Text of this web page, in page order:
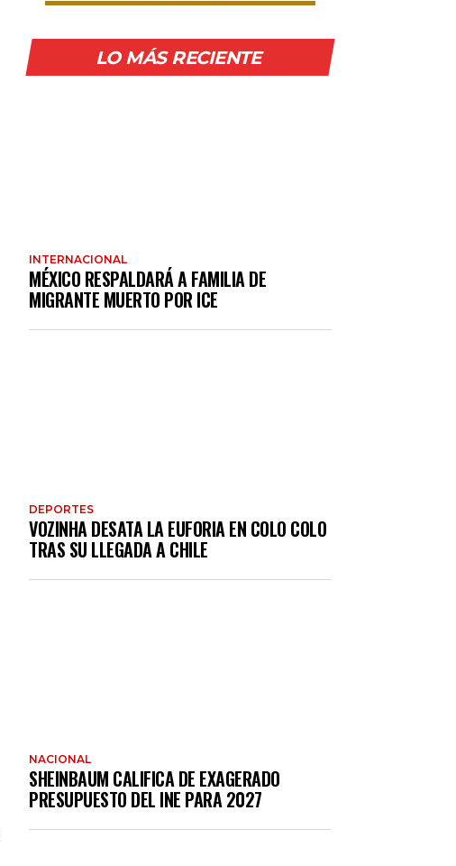
LO MÁS RECIENTE
INTERNACIONAL
MÉXICO RESPALDARÁ A FAMILIA DE
MIGRANTE MUERTO POR ICE
DEPORTES
VOZINHA DESATA LA EUFORIA EN COLO COLO
TRAS SU LLEGADA A CHILE
NACIONAL
SHEINBAUM CALIFICA DE EXAGERADO
PRESUPUESTO DEL INE PARA 2027